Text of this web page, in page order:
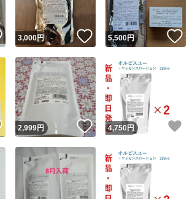
スピード＆安心発送
このユーザーは高頻度
ます
スピード発送
安心発送 このユーザーは設定し
いいね！
3,000円 いいね！
5,500円
いいね！
2,999円 いいね！
4,750円